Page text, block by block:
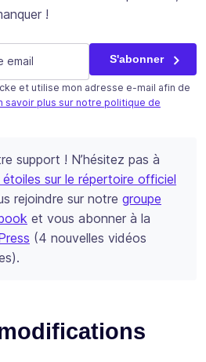
!
des fins de validation et
S'abonner
et utilise mon adresse e-mail afin de
savoir plus sur notre politique de
support ! N’hésitez pas à
sur le répertoire officiel
rejoindre sur notre groupe
et vous abonner à la
(4 nouvelles vidéos